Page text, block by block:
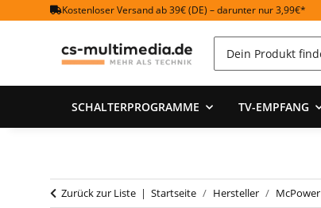
Kostenloser Versand ab 39€ (DE) – darunter nur 3,99€*
SCHALTERPROGRAMME TV-EMPFANG
Zurück zur Liste Startseite Hersteller McPower